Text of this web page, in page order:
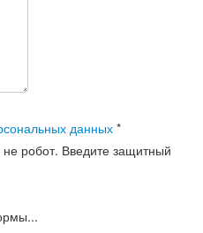
данных *
робот. Введите защитный